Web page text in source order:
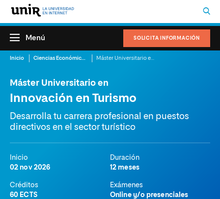
SOLICITA INFORMACIÓN
Menú
Inicio Ciencias Económicas y Administrativas
Máster Universitario en
Innovación en Turismo
Desarrolla tu carrera profesional en puestos
directivos en el sector turístico
Inicio
02 nov 2026
Duración
12 meses
Créditos
60 ECTS
Exámenes
Online y/o presenciales